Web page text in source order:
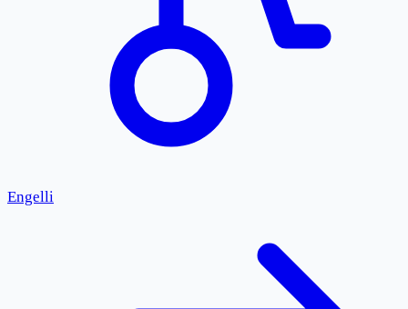
Engelli